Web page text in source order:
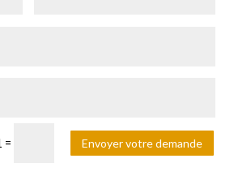
= Envoyer votre demande